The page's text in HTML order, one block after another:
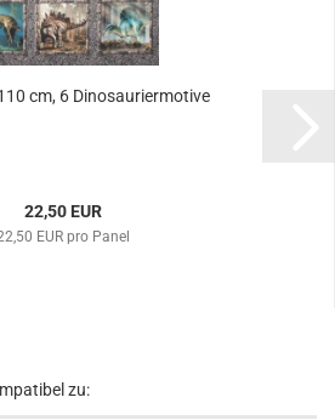
cm, 6 Dinosauriermotive
22,50 EUR
EUR pro Panel
zu: